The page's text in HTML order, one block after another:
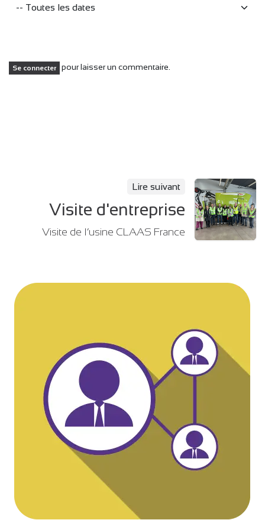
Se connecter pour laisser un commentaire.
Lire suivant
Visite d'entreprise
Visite de l’usine CLAAS France